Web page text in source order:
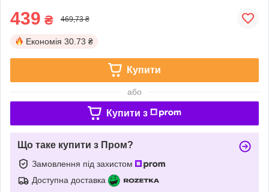
439 ₴ 469,73 ₴
Економія 30.73 ₴
Купити
або
Купити з
Що таке купити з Пром?
Замовлення під захистом
Доступна доставка